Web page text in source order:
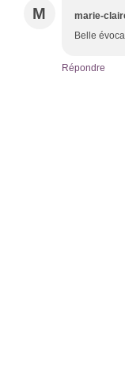
M marie-
Belle
Répondre